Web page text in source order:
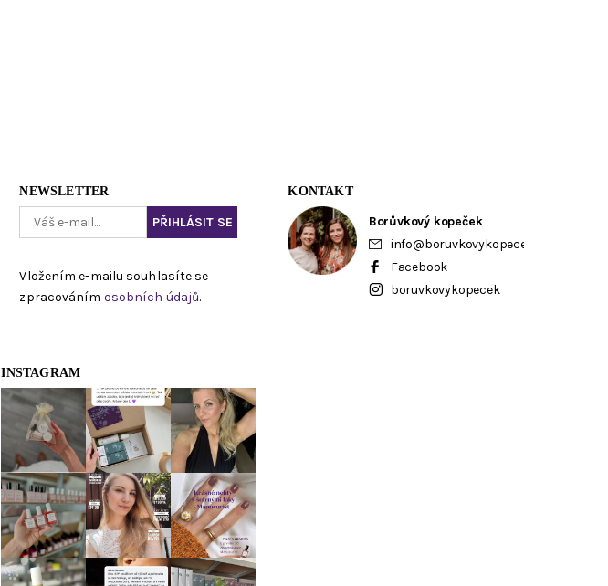
NEWSLETTER
Vložením e-mailu souhlasíte se
zpracováním osobních údajů.
KONTAKT
Borůvkový kopeček
info@boruvkovykopecek.cz
Facebook
boruvkovykopecek
INSTAGRAM